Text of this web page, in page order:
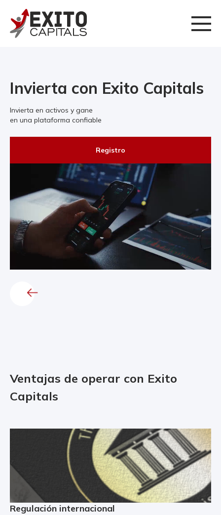
Invierta con Exito Capitals
Invierta en activos y gane
en una plataforma confiable
Registro
Ventajas de operar con Exito
Capitals
Regulación internacional